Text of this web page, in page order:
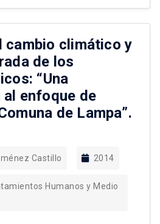
desde una
actuando como
cambio climático y
de los
“Una
enfoque de
de Lampa”.
Castillo 2014
Humanos y Medio